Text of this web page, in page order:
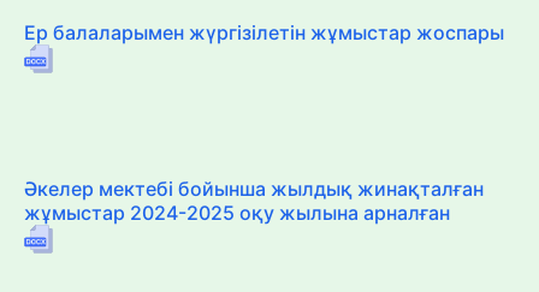
Ер балаларымен жүргізілетін жұмыстар жоспары
Әкелер мектебі бойынша жылдық жинақталған
жұмыстар 2024-2025 оқу жылына арналған